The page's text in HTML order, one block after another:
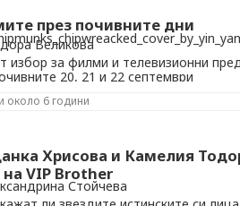
през почивните дни
Великова
избор за филми и телевизионни
20, 21 и 22 септември
около 6 години
Хрисова и Камелия
VIP Brother
Стойчева